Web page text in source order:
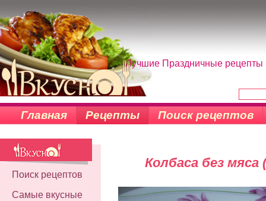
Лучшие Праздничные рецепты
Главная Рецепты Поиск рецептов
Поиск рецептов
Самые вкусные
Колбаса без мяса